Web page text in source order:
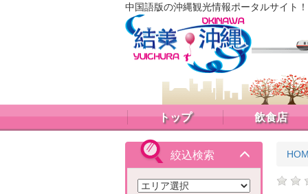
中国語版の沖縄観光情報ポータルサイト
トップ 飲食店
絞込検索